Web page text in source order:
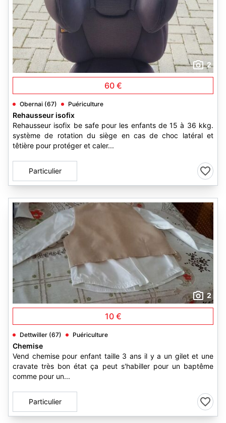
2
60 €
Obernai (67) Puériculture
Rehausseur isofix
Rehausseur isofix be safe pour les enfants de 15 à 36 kkg.
système de rotation du siège en cas de choc latéral et
têtière pour protéger et caler...
Particulier
2
10 €
Dettwiller (67) Puériculture
Chemise
Vend chemise pour enfant taille 3 ans il y a un gilet et une
cravate très bon état ça peut s'habiller pour un baptême
comme pour un...
Particulier